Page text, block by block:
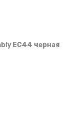
EC44 черная